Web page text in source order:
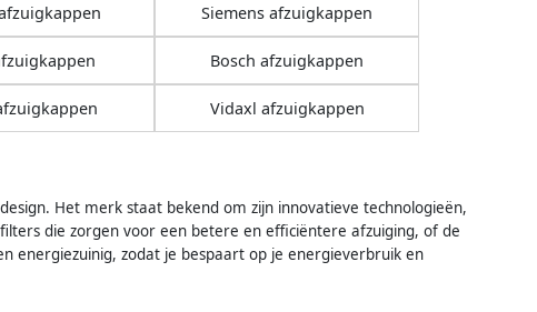
Siemens afzuigkappen
Bosch afzuigkappen
Vidaxl afzuigkappen
Het merk staat bekend om zijn innovatieve technologieën,
die zorgen voor een betere en efficiëntere afzuiging, of de
energiezuinig, zodat je bespaart op je energieverbruik en